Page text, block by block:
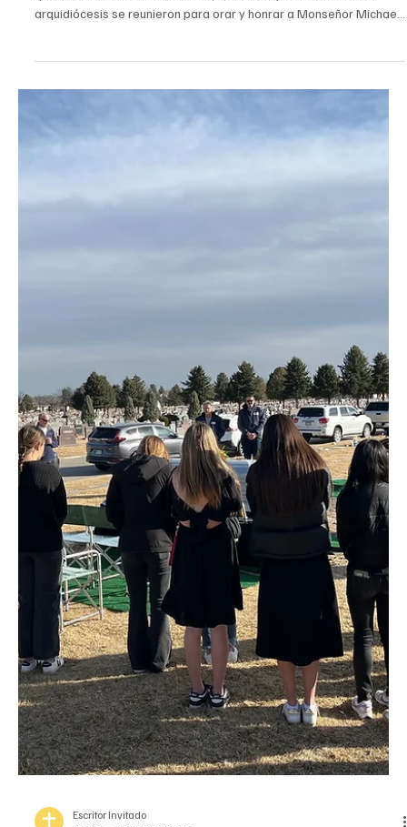
(Foto por Dan Petty/El Pueblo Católico) 2015—2016: Restauración
del orden de los sacramentos de iniciación y Sealed & Sent "El
mundo necesita santos. Si bien nuestra sociedad se aleja de la fe
y se olvida de Dios, todavía anhela el testimonio alegre de quienes
han sido transformados por Cristo. Además, las nuevas
generaciones de católicos necesitan la gracia de Dios para
sostenerse en sus entornos no cristianos. Pa